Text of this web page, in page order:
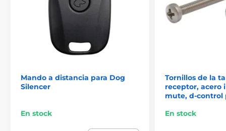
Mando a distancia para Dog
Silencer
En stock
Tornillos de la
receptor, acero
mute, d-control
En stock